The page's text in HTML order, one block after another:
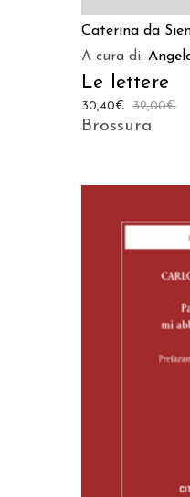
Caterina da
A cura di:
Le lettere
32,00€
30,40€
Brossura